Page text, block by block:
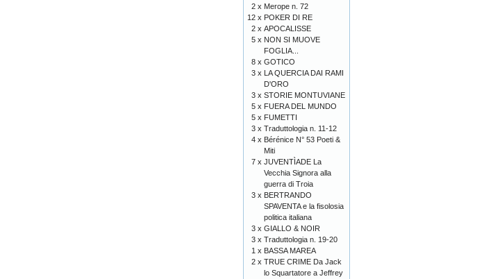
2 x Merope n. 72
12 x POKER DI RE
2 x APOCALISSE
5 x NON SI MUOVE
FOGLIA...
8 x GOTICO
3 x LA QUERCIA DAI RAMI
D'ORO
3 x STORIE MONTUVIANE
5 x FUERA DEL MUNDO
5 x FUMETTI
3 x Traduttologia n. 11-12
4 x Bérénice N° 53 Poeti &
Miti
7 x JUVENTÌADE La
Vecchia Signora alla
guerra di Troia
3 x BERTRANDO
SPAVENTA e la fisolosia
politica italiana
3 x GIALLO & NOIR
3 x Traduttologia n. 19-20
1 x BASSA MAREA
2 x TRUE CRIME Da Jack
lo Squartatore a Jeffrey